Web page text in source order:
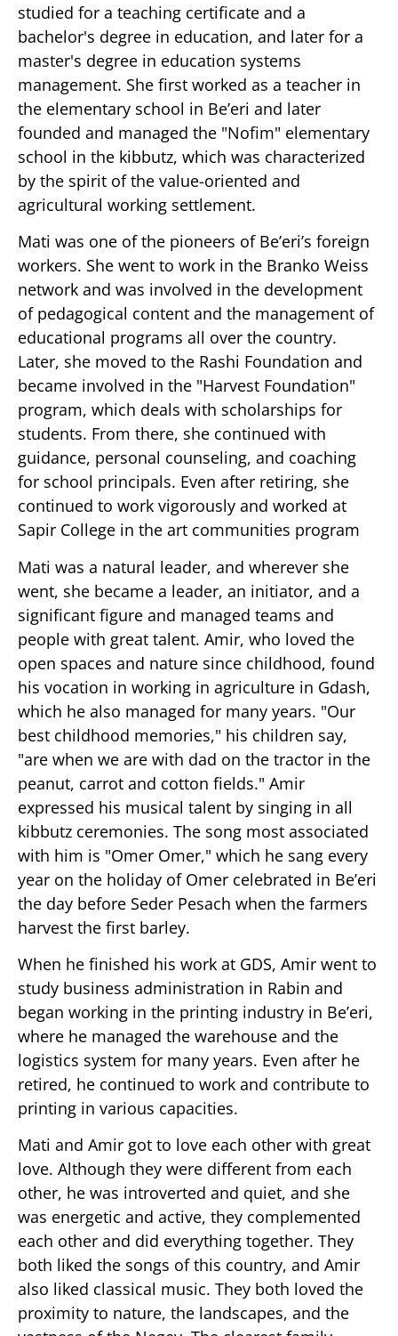
studied for a teaching certificate and a
bachelor's degree in education, and later for a
master's degree in education systems
management. She first worked as a teacher in
the elementary school in Be’eri and later
founded and managed the "Nofim" elementary
school in the kibbutz, which was characterized
by the spirit of the value-oriented and
agricultural working settlement.
Mati was one of the pioneers of Be’eri’s foreign
workers. She went to work in the Branko Weiss
network and was involved in the development
of pedagogical content and the management of
educational programs all over the country.
Later, she moved to the Rashi Foundation and
became involved in the "Harvest Foundation"
program, which deals with scholarships for
students. From there, she continued with
guidance, personal counseling, and coaching
for school principals. Even after retiring, she
continued to work vigorously and worked at
Sapir College in the art communities program
Mati was a natural leader, and wherever she
went, she became a leader, an initiator, and a
significant figure and managed teams and
people with great talent. Amir, who loved the
open spaces and nature since childhood, found
his vocation in working in agriculture in Gdash,
which he also managed for many years. "Our
best childhood memories," his children say,
"are when we are with dad on the tractor in the
peanut, carrot and cotton fields." Amir
expressed his musical talent by singing in all
kibbutz ceremonies. The song most associated
with him is "Omer Omer," which he sang every
year on the holiday of Omer celebrated in Be’eri
the day before Seder Pesach when the farmers
harvest the first barley.
When he finished his work at GDS, Amir went to
study business administration in Rabin and
began working in the printing industry in Be’eri,
where he managed the warehouse and the
logistics system for many years. Even after he
retired, he continued to work and contribute to
printing in various capacities.
Mati and Amir got to love each other with great
love. Although they were different from each
other, he was introverted and quiet, and she
was energetic and active, they complemented
each other and did everything together. They
both liked the songs of this country, and Amir
also liked classical music. They both loved the
proximity to nature, the landscapes, and the